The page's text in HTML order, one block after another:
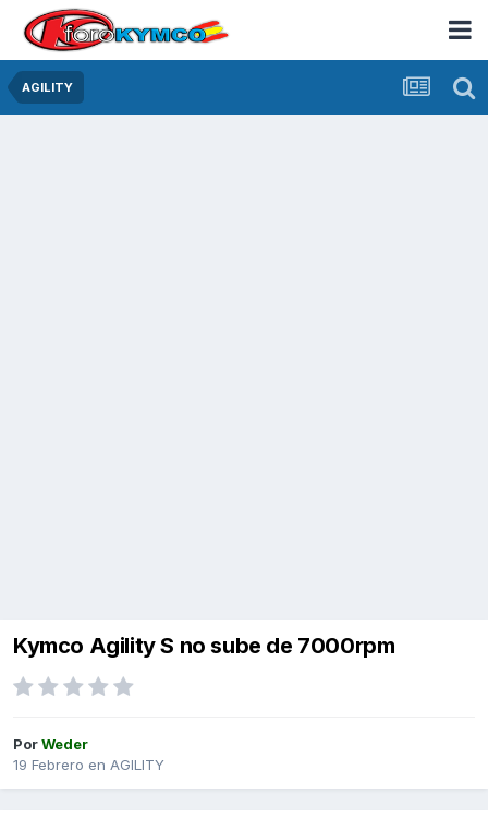
AGILITY
Kymco Agility S no sube de 7000rpm
PorWeder
19 Febrero en AGILITY